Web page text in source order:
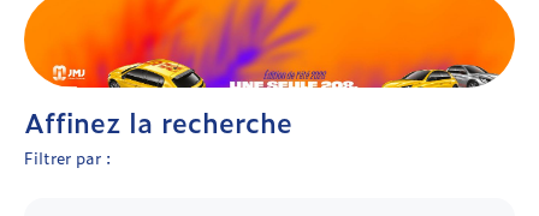
Affinez la recherche
Filtrer par :